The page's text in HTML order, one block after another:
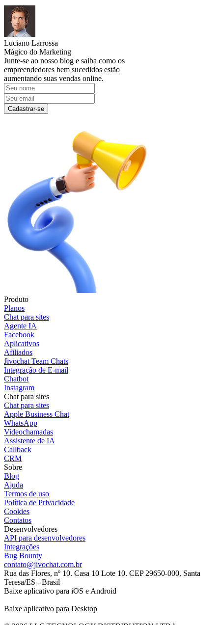
Luciano Larrossa
Mágico do Marketing
Junte-se ao nosso blog e saiba como os
empreendedores bem sucedidos estão
aumentando suas vendas online.
Cadastrar-se
Produto
Planos
Chat para sites
Agente IA
Facebook
Aplicativos
Afiliados
Jivochat Team Chats
Integração de E-mail
Chatbot
Instagram
Chat para sites
Chat para sites
Apple Business Chat
WhatsApp
Videochamadas
Assistente de IA
Callback
CRM
Sobre
Blog
Ajuda
Termos de uso
Política de Privacidade
Cookies
Contatos
Desenvolvedores
API para desenvolvedores
Integrações
Bug Bounty
contato@jivochat.com.br
Rua das Flores, nº 10. Casa 10 Lote 10. CEP 29650-000, Santa
Teresa/ES - Brasil
Baixe aplicativo para iOS e Android
Baixe aplicativo para Desktop